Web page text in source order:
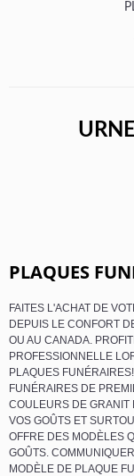
PLAQUES
FAITES L'ACHAT DE
DEPUIS LE CONFORT
OU AU CANADA.
PROFESSIONNELLE
PLAQUES
FUNÉRAIRES DE
COULEURS DE GRANIT
VOS GOÛTS ET
OFFRE DES MODÈLES
GOÛTS.
MODÈLE DE PLAQUE